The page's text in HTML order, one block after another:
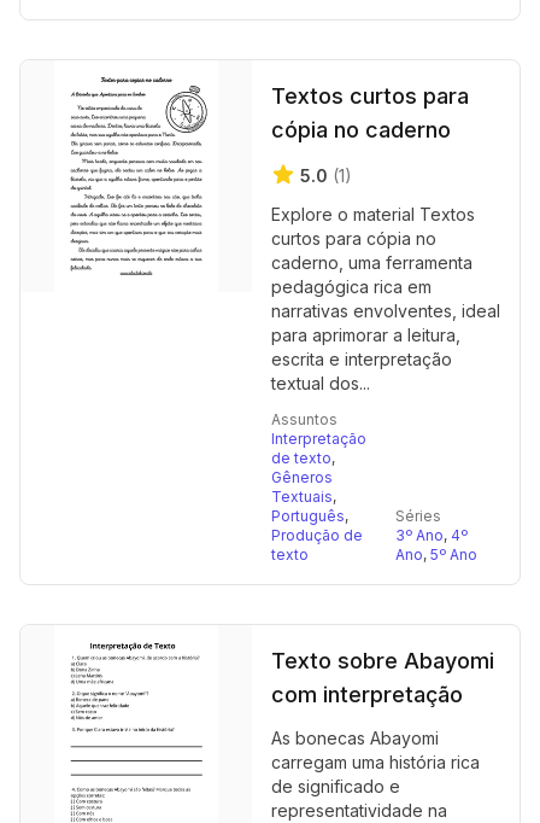
Textos curtos para
cópia no caderno
5.0 (1)
Explore o material Textos
curtos para cópia no
caderno, uma ferramenta
pedagógica rica em
narrativas envolventes, ideal
para aprimorar a leitura,
escrita e interpretação
textual dos...
Assuntos
Interpretação
de texto,
Gêneros
Textuais,
Português,
Produção de
texto
Séries
3º Ano, 4º
Ano, 5º Ano
Texto sobre Abayomi
com interpretação
As bonecas Abayomi
carregam uma história rica
de significado e
representatividade na